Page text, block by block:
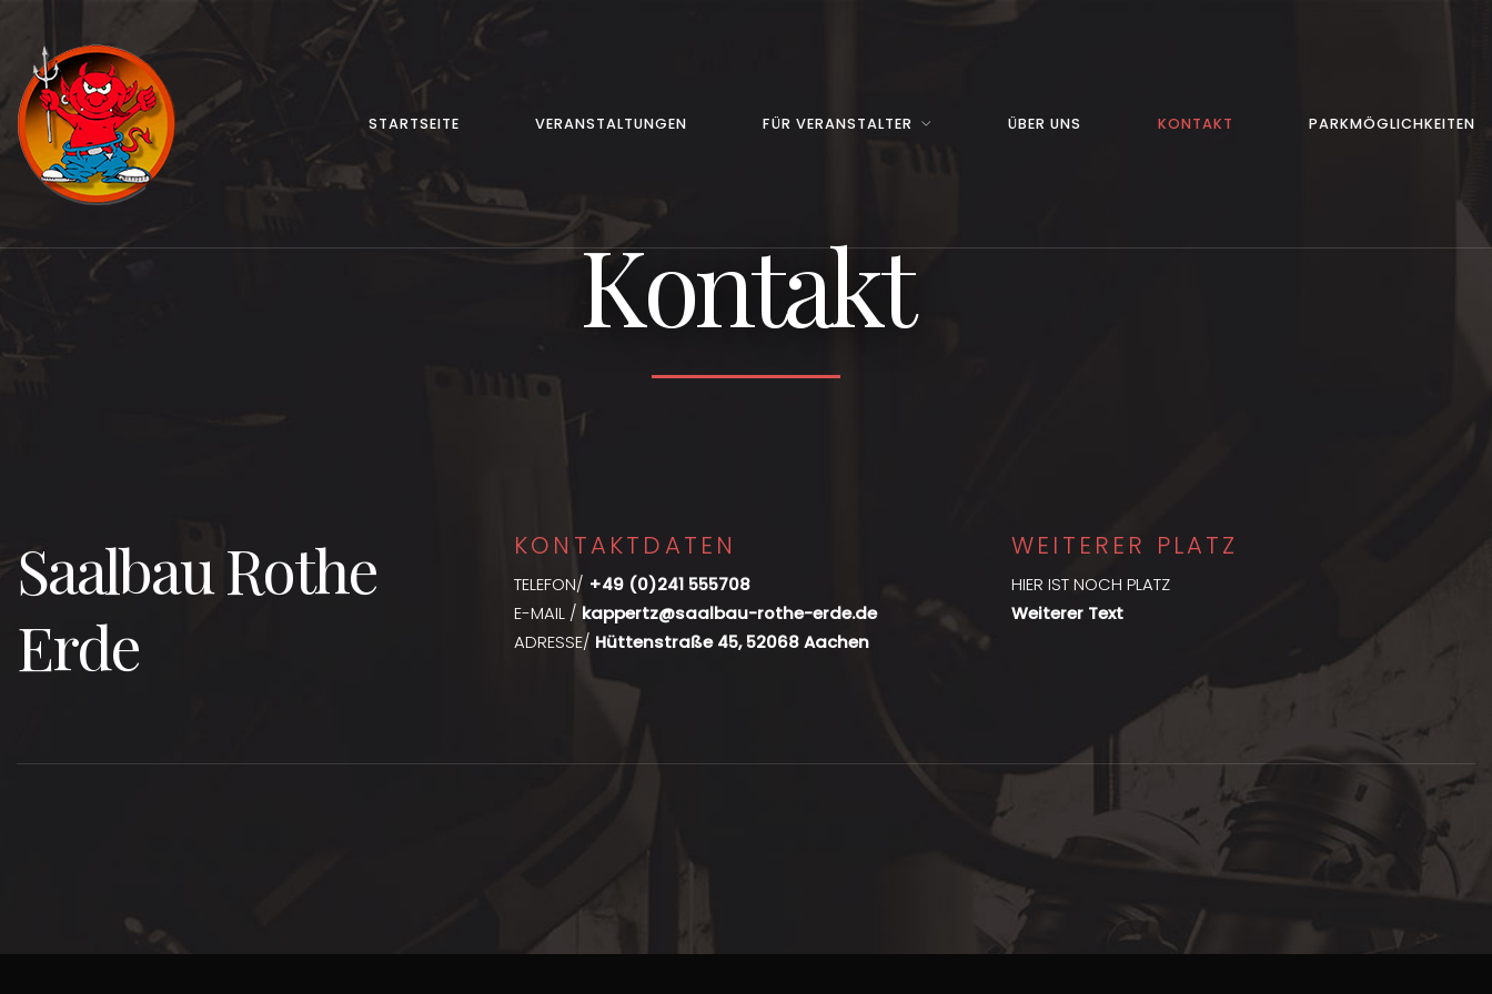
STARTSEITE VERANSTALTUNGEN FÜR VERANSTALTER ÜBER UNS KONTAKT PARKMÖGLICHKEITEN
Kontakt
Saalbau Rothe
Erde
KONTAKTDATEN
TELEFON/ +49 (0)241 555708
E-MAIL / kappertz@saalbau-rothe-erde.de
ADRESSE/ Hüttenstraße 45, 52068 Aachen
WEITERER PLATZ
HIER IST NOCH PLATZ
Weiterer Text